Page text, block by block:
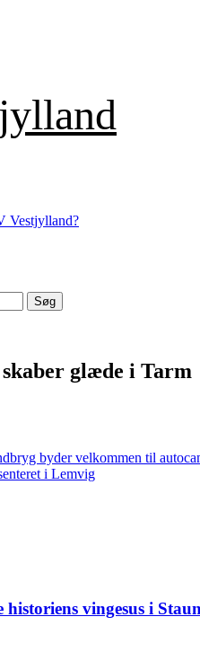
Vestjylland?
glæde i Tarm
byder velkommen til
i Lemvig
vingesus i